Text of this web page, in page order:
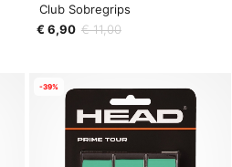
Club Sobregrips
€ 6,90 € 11,00
-39%